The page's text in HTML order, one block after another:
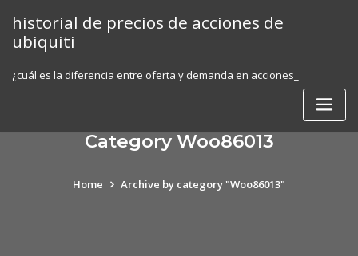
content
historial de precios de acciones de
ubiquiti
¿cuál es la diferencia entre oferta y demanda en acciones_
Category Woo86013
Home Archive by category "Woo86013"